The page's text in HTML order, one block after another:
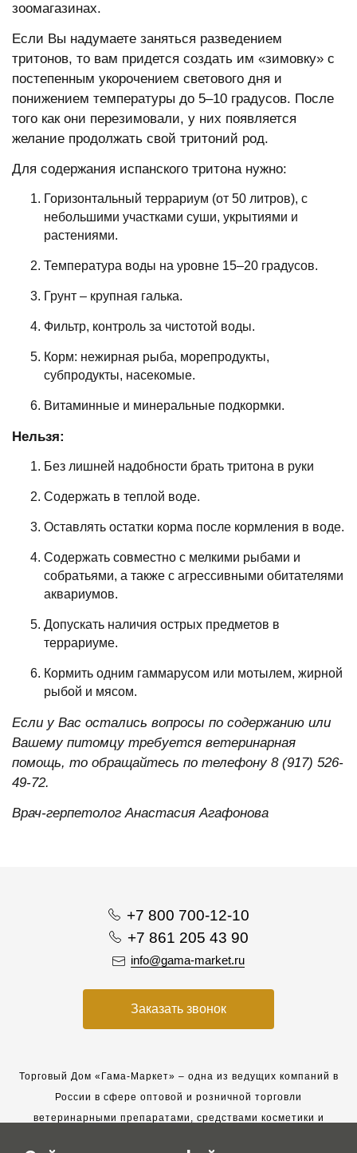
зоомагазинах.
Если Вы надумаете заняться разведением
тритонов, то вам придется создать им «зимовку» с
постепенным укорочением светового дня и
понижением температуры до 5–10 градусов. После
того как они перезимовали, у них появляется
желание продолжать свой тритоний род.
Для содержания испанского тритона нужно:
Горизонтальный террариум (от 50 литров), с
небольшими участками суши, укрытиями и
растениями.
Температура воды на уровне 15–20 градусов.
Грунт – крупная галька.
Фильтр, контроль за чистотой воды.
Корм: нежирная рыба, морепродукты,
субпродукты, насекомые.
Витаминные и минеральные подкормки.
Нельзя:
Без лишней надобности брать тритона в руки
Содержать в теплой воде.
Оставлять остатки корма после кормления в воде.
Содержать совместно с мелкими рыбами и
собратьями, а также с агрессивными обитателями
аквариумов.
Допускать наличия острых предметов в
террариуме.
Кормить одним гаммарусом или мотылем, жирной
рыбой и мясом.
Если у Вас остались вопросы по содержанию или
Вашему питомцу требуется ветеринарная
помощь, то обращайтесь по телефону 8 (917) 526-
49-72.
Врач-герпетолог Анастасия Агафонова
+7 800 700-12-10
+7 861 205 43 90
info@gama-market.ru
Заказать звонок
Торговый Дом «Гама-Маркет» – одна из ведущих компаний в
России в сфере оптовой и розничной торговли
ветеринарными препаратами, средствами косметики и